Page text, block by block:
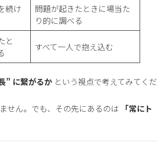
続け
問題が起きたときに場当た
り的に調べる
と
すべて一人で抱え込む
” に繋がるか という視点で考えてみてくだ
せん。でも、その先にあるのは
「常にト